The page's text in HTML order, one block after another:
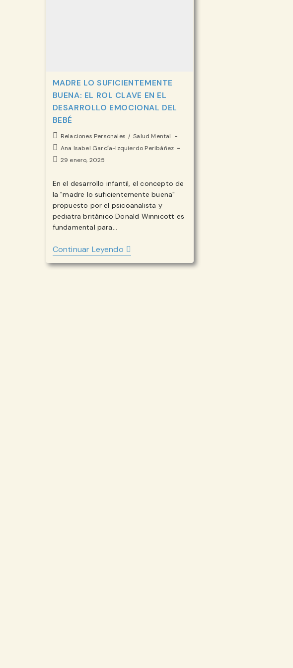
MADRE LO SUFICIENTEMENTE
BUENA: EL ROL CLAVE EN EL
DESARROLLO EMOCIONAL DEL
BEBÉ
Categoría
de
la
Relaciones Personales / Salud Mental
Autor
de
entrada:
Ana Isabel García-Izquierdo Peribáñez
Publicación
la
entrada:
29 enero, 2025
En el desarrollo infantil, el concepto de
la "madre lo suficientemente buena"
propuesto por el psicoanalista y
pediatra británico Donald Winnicott es
fundamental para…
Continuar LeyendoMADRE
LO
SUFICIENTEMENTE